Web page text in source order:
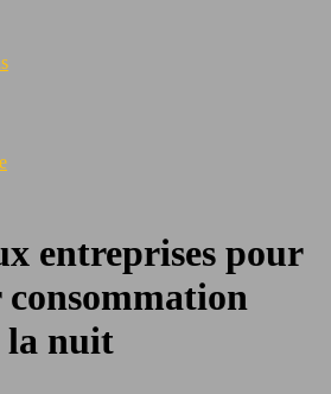
entreprises pour
la nuit